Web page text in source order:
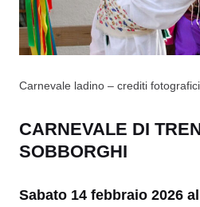
Carnevale ladino – crediti
CARNEVALE DI
SOBBORGHI
Sabato 14 febbraio 2026